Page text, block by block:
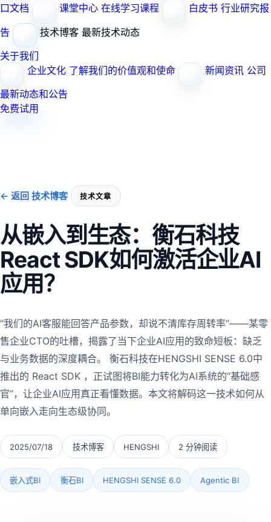
口文档
课堂中心 在线学习课程 白皮书 行业研究报
告
技术博客 最新技术动态
关于我们
企业文化 了解我们的价值观和使命 新闻资讯 公司
最新动态和公告
免费试用
← 返回 技术博客 技术文章
从嵌入到生态：衡石科技
React SDK如何激活企业AI
应用？
“我们的AI客服能回答产品参数，却说不清库存周转率”——某零
售企业CTO的吐槽，揭露了当下企业AI应用的致命短板：缺乏
与业务数据的深度耦合。 衡石科技在HENGSHI SENSE 6.0中
推出的 React SDK ，正试图将BI能力转化为AI系统的“基础感
官”，让企业AI应用真正看懂数据。本文将解码这一技术如何从
单向嵌入走向生态级协同。
2025/07/18 技术博客 HENGSHI 2 分钟阅读
嵌入式BI 衡石BI HENGSHI SENSE 6.0 Agentic BI